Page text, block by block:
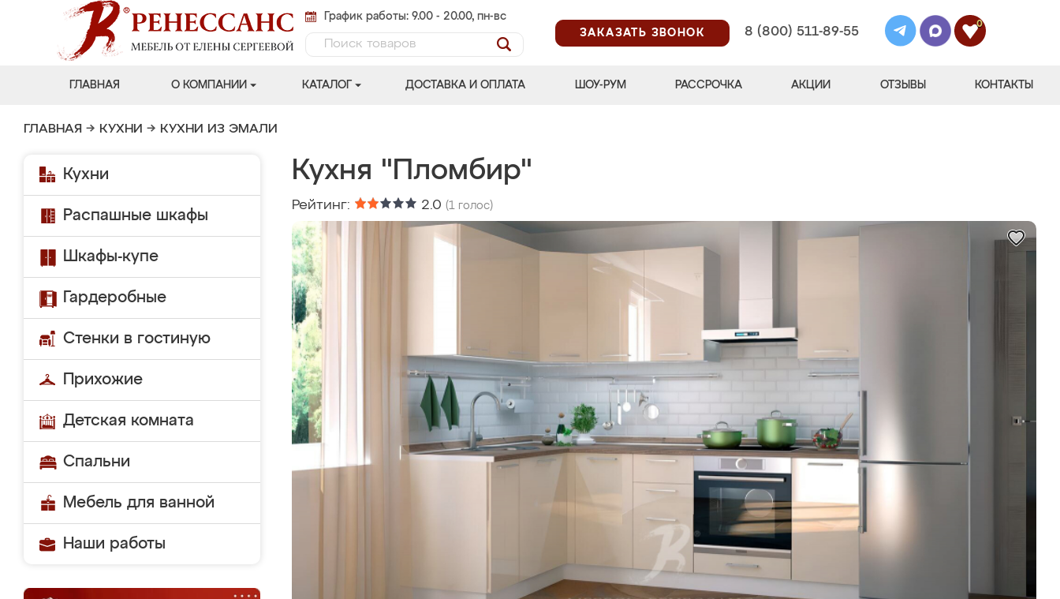
График работы: 9.00 - 20.00, пн-вс
ЗАКАЗАТЬ ЗВОНОК
8 (800) 511-89-55
0
ГЛАВНАЯ О КОМПАНИИ КАТАЛОГ ДОСТАВКА И ОПЛАТА ШОУ-РУМ РАССРОЧКА АКЦИИ ОТЗЫВЫ КОНТАКТЫ
ГЛАВНАЯ → КУХНИ → КУХНИ ИЗ ЭМАЛИ
Кухни
Распашные шкафы
Шкафы-купе
Гардеробные
Стенки в гостиную
Прихожие
Детская комната
Спальни
Мебель для ванной
Наши работы
Кухня "Пломбир"
Рейтинг: 2.0 (1 голос)